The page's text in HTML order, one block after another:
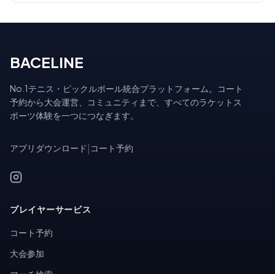
BACELINE
No.1テニス・ピックルボール統合プラットフォーム。コート
予約から大会運営、コミュニティまで、すべてのラケットス
ポーツ体験を一つにつなぎます。
アプリダウンロード コート予約
プレイヤーサービス
コート予約
大会参加